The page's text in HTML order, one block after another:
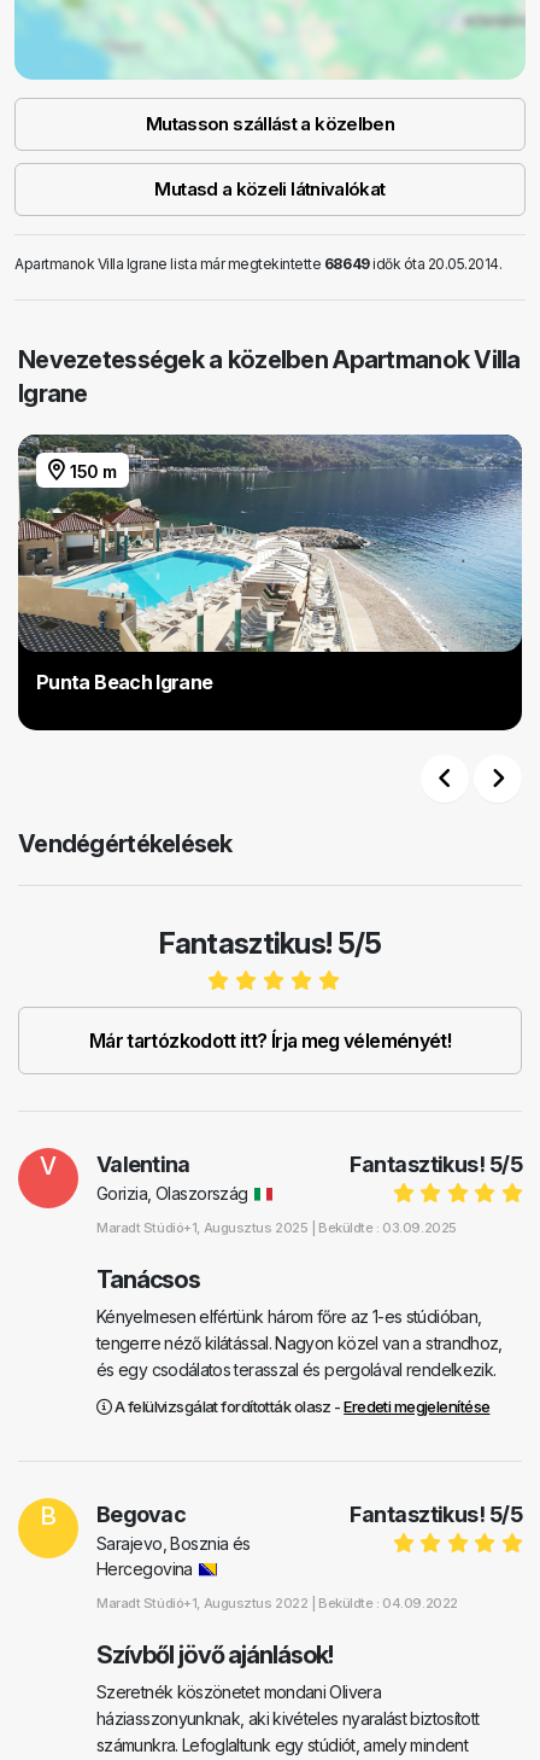
Mutasson szállást a közelben
Mutasd a közeli látnivalókat
Apartmanok Villa Igrane lista már megtekintette 68649idők óta 20.05.2014.
Nevezetességek a közelben Apartmanok Villa
Igrane
150 m
Punta Beach Igrane
Vendégértékelések
Fantasztikus! 5/5
Már tartózkodott itt? Írja meg véleményét!
V Fantasztikus! 5/5
Valentina
Gorizia, Olaszország
Maradt Stúdió+1, Augusztus 2025 | Beküldte : 03.09.2025
Tanácsos
Kényelmesen elfértünk három főre az 1-es stúdióban,
tengerre néző kilátással. Nagyon közel van a strandhoz,
és egy csodálatos terasszal és pergolával rendelkezik.
A felülvizsgálat fordították olasz -Eredeti megjelenítése
B Fantasztikus! 5/5
Begovac
Sarajevo, Bosznia és
Hercegovina
Maradt Stúdió+1, Augusztus 2022 | Beküldte : 04.09.2022
Szívből jövő ajánlások!
Szeretnék köszönetet mondani Olivera
háziasszonyunknak, aki kivételes nyaralást biztosított
számunkra. Lefoglaltunk egy stúdiót, amely mindent